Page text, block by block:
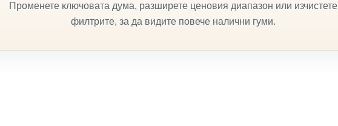
Променете ключовата дума, разширете ценовия диапазон или изчистете
филтрите, за да видите повече налични гуми.